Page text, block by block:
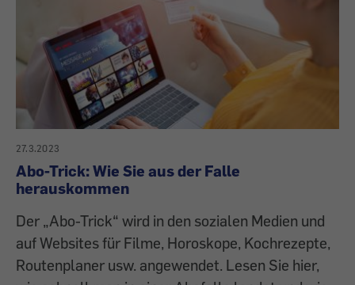
27.3.2023
Abo-Trick: Wie Sie aus der Falle
herauskommen
Der „Abo-Trick“ wird in den sozialen Medien und
auf Websites für Filme, Horoskope, Kochrezepte,
Routenplaner usw. angewendet. Lesen Sie hier,